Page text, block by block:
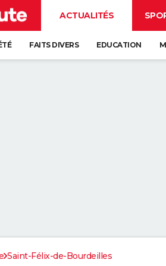
ACTUALITÉS
FAITS DIVERS EDUCATION
Saint-Félix-de-Bourdeilles